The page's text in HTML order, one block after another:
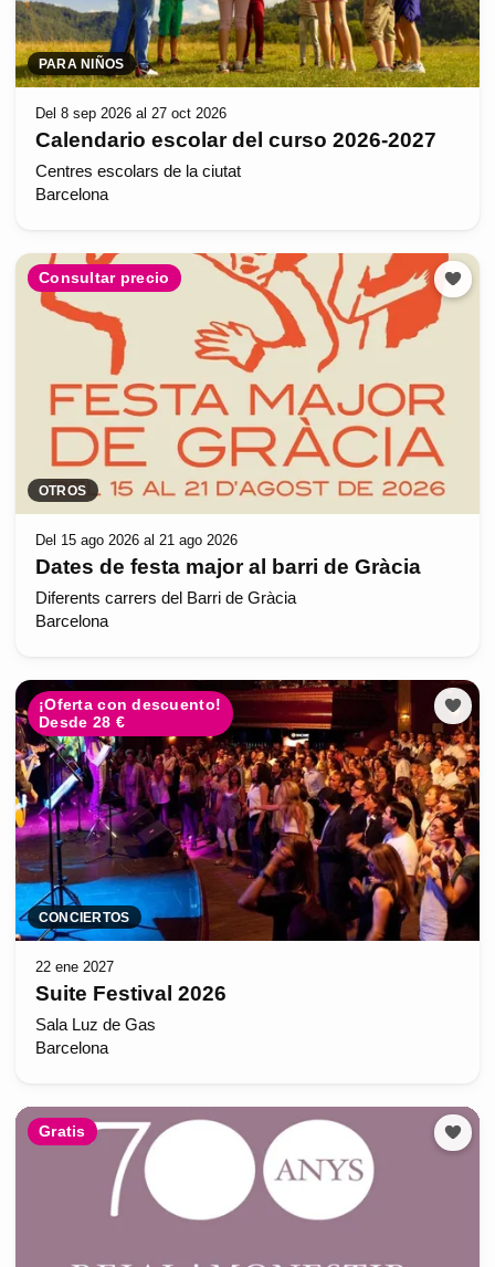
PARA NIÑOS
Del 8 sep 2026 al 27 oct 2026
Calendario escolar del curso 2026-2027
Centres escolars de la ciutat
Barcelona
Consultar precio
OTROS
Del 15 ago 2026 al 21 ago 2026
Dates de festa major al barri de Gràcia
Diferents carrers del Barri de Gràcia
Barcelona
¡Oferta con descuento!
Desde 28 €
CONCIERTOS
22 ene 2027
Suite Festival 2026
Sala Luz de Gas
Barcelona
Gratis